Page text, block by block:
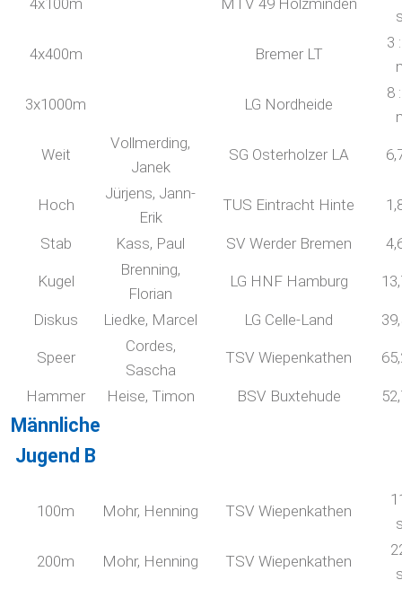
4x400m Bremer LT
3
3x1000m LG Nordheide
8
Weit
Vollmerding,
Janek
SG Osterholzer LA
Hoch
Jürjens, Jann-
Erik
TUS Eintracht Hinte
Stab Kass, Paul SV Werder Bremen
Kugel
Brenning,
Florian
LG HNF Hamburg
Diskus Liedke, Marcel LG Celle-Land
Speer
Cordes,
Sascha
TSV Wiepenkathen
Hammer Heise, Timon BSV Buxtehude
Männliche
Jugend B
100m Mohr, Henning TSV Wiepenkathen
200m Mohr, Henning TSV Wiepenkathen